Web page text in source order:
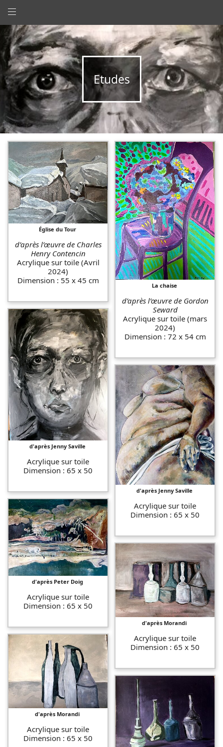
Etudes
Église du Tour
d’après l’œuvre de Charles
Henry Contencin
Acrylique sur toile (Avril
2024)
Dimension : 55 x 45 cm
La chaise
d’après l’œuvre de Gordon
Seward
Acrylique sur toile (mars
2024)
Dimension : 72 x 54 cm
d'après Jenny Saville
Acrylique sur toile
Dimension : 65 x 50
d'après Jenny Saville
Acrylique sur toile
Dimension : 65 x 50
d'après Peter Doig
Acrylique sur toile
Dimension : 65 x 50
d'après Morandi
Acrylique sur toile
Dimension : 65 x 50
d'après Morandi
Acrylique sur toile
Dimension : 65 x 50